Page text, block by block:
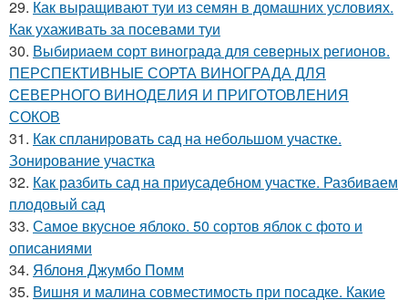
29. Как выращивают туи из семян в домашних условиях.
Как ухаживать за посевами туи
30. Выбириаем сорт винограда для северных регионов.
ПЕРСПЕКТИВНЫЕ СОРТА ВИНОГРАДА ДЛЯ
CЕВЕРНОГО ВИНОДЕЛИЯ И ПРИГОТОВЛЕНИЯ
СОКОВ
31. Как спланировать сад на небольшом участке.
Зонирование участка
32. Как разбить сад на приусадебном участке. Разбиваем
плодовый сад
33. Самое вкусное яблоко. 50 сортов яблок с фото и
описаниями
34. Яблоня Джумбо Помм
35. Вишня и малина совместимость при посадке. Какие